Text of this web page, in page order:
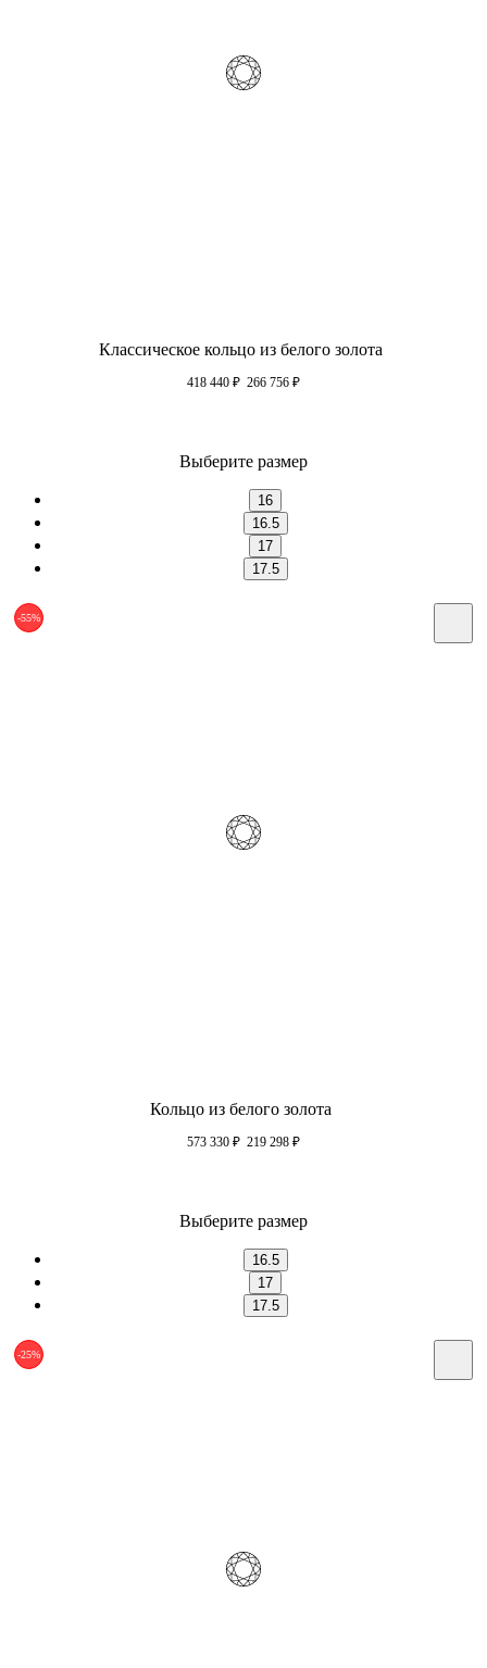
Классическое кольцо из белого золота
418 440 ₽ 266 756 ₽
Выберите размер
16
16.5
17
17.5
-55%
Кольцо из белого золота
573 330 ₽ 219 298 ₽
Выберите размер
16.5
17
17.5
-25%